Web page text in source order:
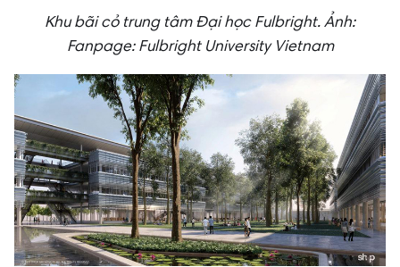
Khu bãi cỏ trung tâm Đại học Fulbright.Ảnh:
Fanpage: Fulbright University Vietnam